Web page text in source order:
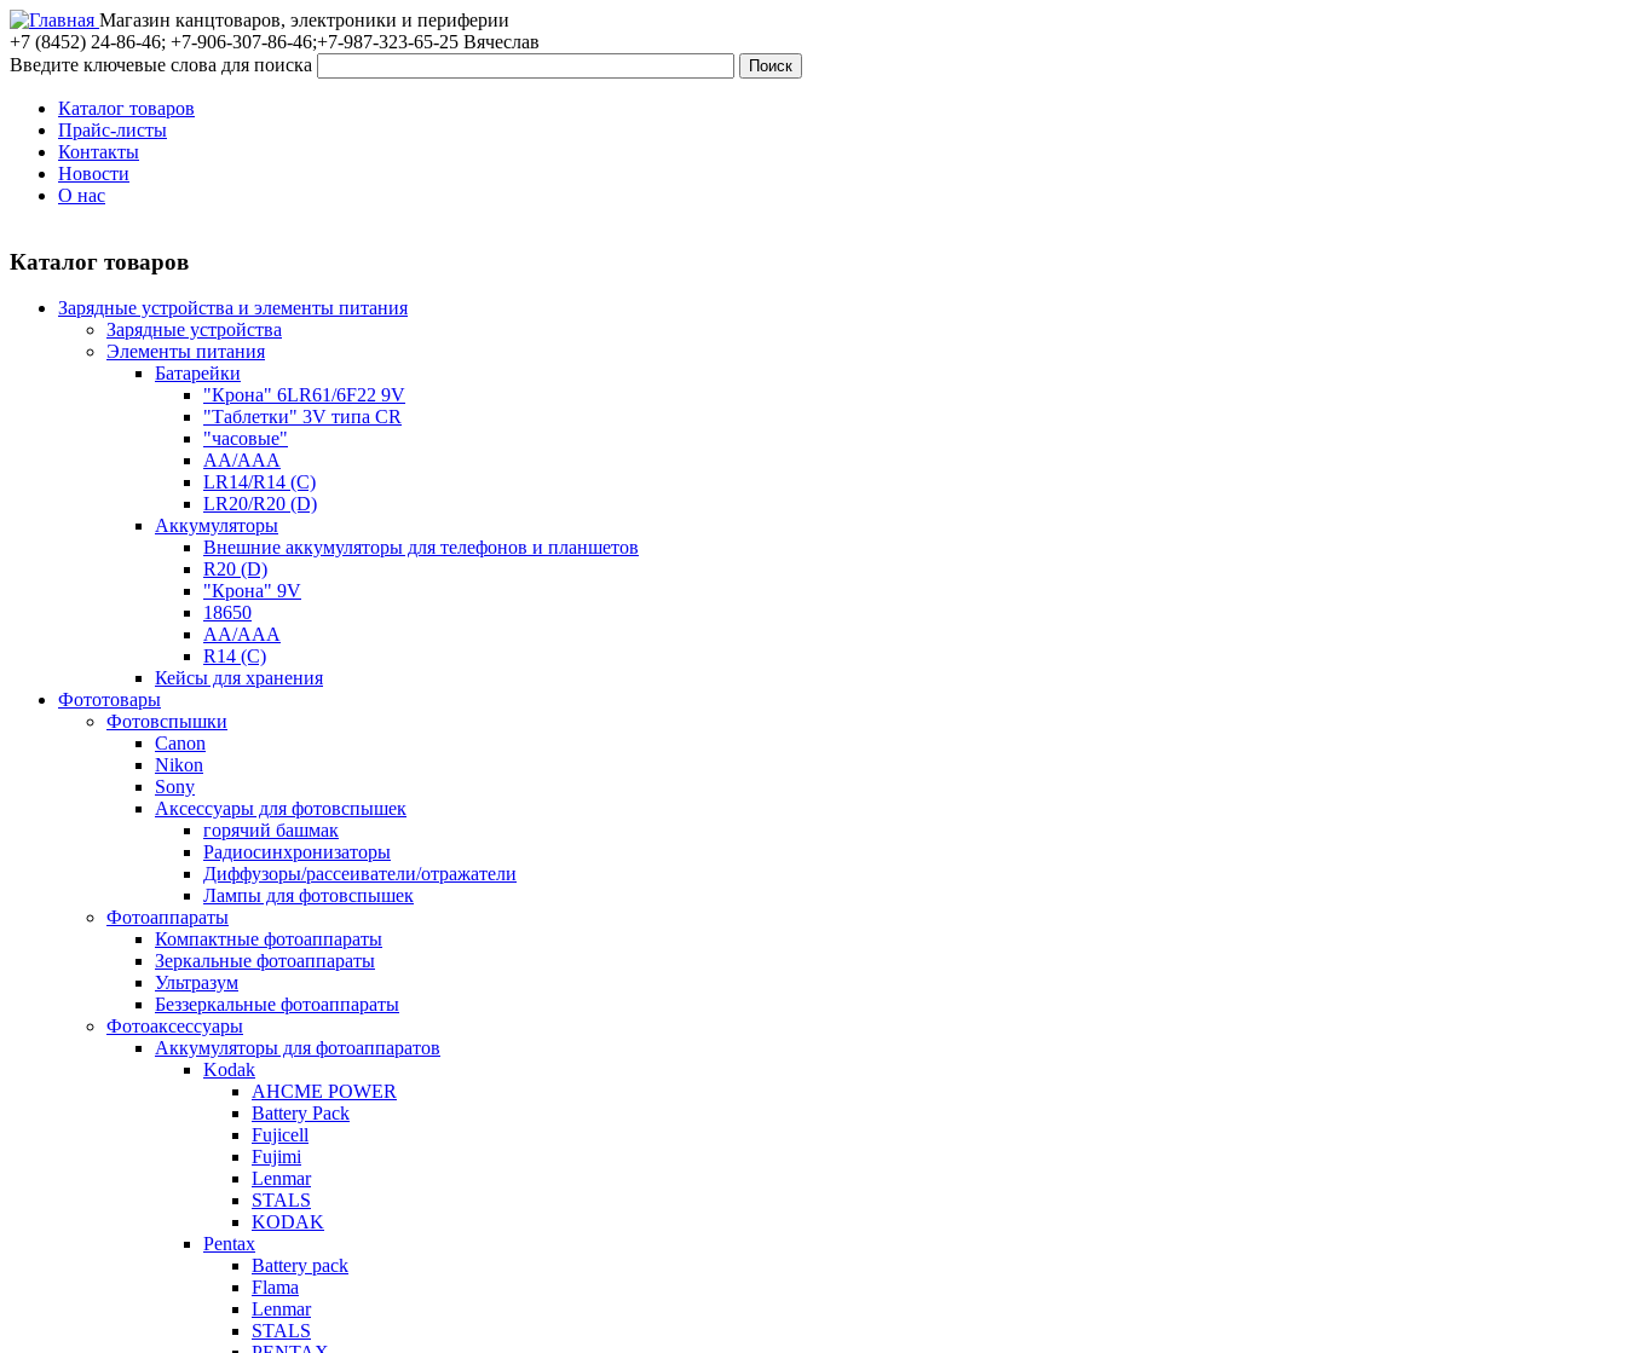
Магазин канцтоваров, электроники и периферии
+7 (8452) 24-86-46; +7-906-307-86-46;+7-987-323-65-25 Вячеслав
Введите ключевые слова для поиска
Каталог товаров
Прайс-листы
Контакты
Новости
О нас
Каталог товаров
Зарядные устройства и элементы питания
Зарядные устройства
Элементы питания
Батарейки
"Крона" 6LR61/6F22 9V
"Таблетки" 3V типа CR
"часовые"
AA/AAA
LR14/R14 (C)
LR20/R20 (D)
Аккумуляторы
Внешние аккумуляторы для телефонов и планшетов
R20 (D)
"Крона" 9V
18650
AA/AAA
R14 (C)
Кейсы для хранения
Фототовары
Фотовспышки
Canon
Nikon
Sony
Аксессуары для фотовспышек
горячий башмак
Радиосинхронизаторы
Диффузоры/рассеиватели/отражатели
Лампы для фотовспышек
Фотоаппараты
Компактные фотоаппараты
Зеркальные фотоаппараты
Ультразум
Беззеркальные фотоаппараты
Фотоаксессуары
Аккумуляторы для фотоаппаратов
Kodak
AHCME POWER
Battery Pack
Fujicell
Fujimi
Lenmar
STALS
KODAK
Pentax
Battery pack
Flama
Lenmar
STALS